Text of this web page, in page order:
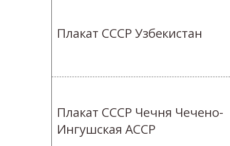
Плакат СССР Узбекистан
Плакат СССР Чечня Чечено-
Ингушская АССР